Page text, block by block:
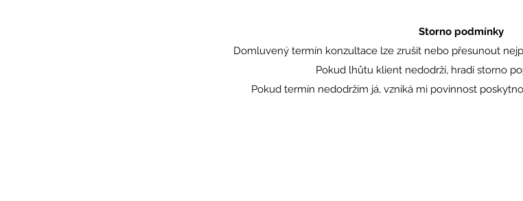
Storno podmínky
Domluvený termín konzultace lze zrušit nebo přesunout
Pokud lhůtu klient nedodrží, hradí storno
Pokud termín nedodržím já, vzniká mi povinnost